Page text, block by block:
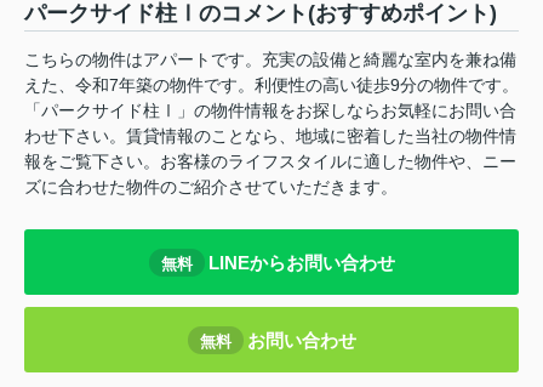
パークサイド柱Ⅰのコメント(おすすめポイント)
こちらの物件はアパートです。充実の設備と綺麗な室内を兼ね備
えた、令和7年築の物件です。利便性の高い徒歩9分の物件です。
「パークサイド柱Ⅰ」の物件情報をお探しならお気軽にお問い合
わせ下さい。賃貸情報のことなら、地域に密着した当社の物件情
報をご覧下さい。お客様のライフスタイルに適した物件や、ニー
ズに合わせた物件のご紹介させていただきます。
無料 LINEからお問い合わせ
無料 お問い合わせ